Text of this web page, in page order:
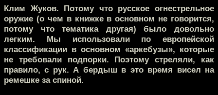
Клим Жуков. Потому что русское огнестрельное
оружие (о чем в книжке в основном не говорится,
потому что тематика другая) было довольно
легким. Мы использовали по европейской
классификации в основном «аркебузы», которые
не требовали подпорки. Поэтому стреляли, как
правило, с рук. А бердыш в это время висел на
ремешке за спиной.